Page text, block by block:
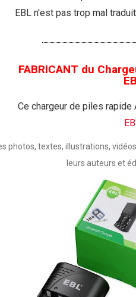
EBL n'est pas trop mal
FABRICANT du
Ce chargeur de piles rapide
photos, textes, illustrations,
leurs auteurs et